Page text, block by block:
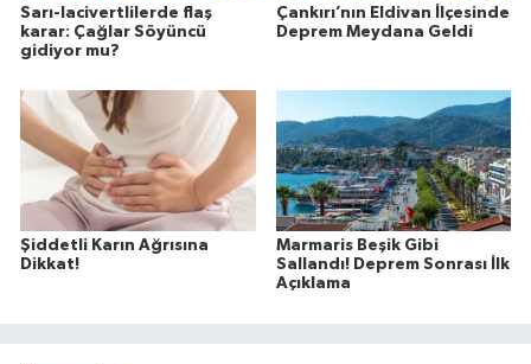
Sarı-lacivertlilerde flaş
karar: Çağlar Söyüncü
gidiyor mu?
Çankırı’nın Eldivan İlçesinde
Deprem Meydana Geldi
Şiddetli Karın Ağrısına
Dikkat!
Marmaris Beşik Gibi
Sallandı! Deprem Sonrası İlk
Açıklama